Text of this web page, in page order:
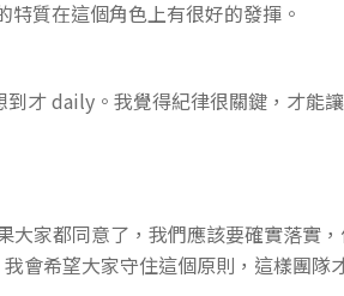
質在這個角色上有很好的發揮。
才 daily。我覺得紀律很關鍵，才能
大家都同意了，我們應該要確實落實
會希望大家守住這個原則，這樣團隊